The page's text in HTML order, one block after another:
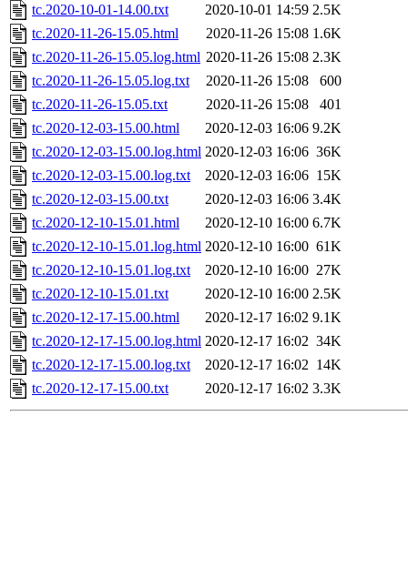
tc.2020-10-01-14.00.txt
2020-10-01 14:59 2.5K
tc.2020-11-26-15.05.html
2020-11-26 15:08 1.6K
tc.2020-11-26-15.05.log.html 2020-11-26 15:08 2.3K
tc.2020-11-26-15.05.log.txt
2020-11-26 15:08
600
tc.2020-11-26-15.05.txt
2020-11-26 15:08
401
tc.2020-12-03-15.00.html
2020-12-03 16:06 9.2K
tc.2020-12-03-15.00.log.html 2020-12-03 16:06 36K
tc.2020-12-03-15.00.log.txt
2020-12-03 16:06 15K
tc.2020-12-03-15.00.txt
2020-12-03 16:06 3.4K
tc.2020-12-10-15.01.html
2020-12-10 16:00 6.7K
tc.2020-12-10-15.01.log.html 2020-12-10 16:00 61K
tc.2020-12-10-15.01.log.txt
2020-12-10 16:00 27K
tc.2020-12-10-15.01.txt
2020-12-10 16:00 2.5K
tc.2020-12-17-15.00.html
2020-12-17 16:02 9.1K
tc.2020-12-17-15.00.log.html 2020-12-17 16:02 34K
tc.2020-12-17-15.00.log.txt
2020-12-17 16:02 14K
tc.2020-12-17-15.00.txt
2020-12-17 16:02 3.3K